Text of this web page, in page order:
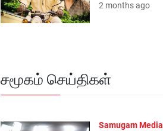
2 months ago
சமூகம் செய்திகள்
Samugam Media